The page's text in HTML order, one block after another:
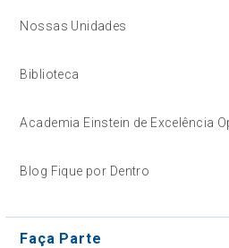
Nossas Unidades
Biblioteca
Academia Einstein de Excelência
Blog Fique por Dentro
Faça Parte